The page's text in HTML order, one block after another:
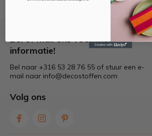
Bel of mail ons voor meer
informatie!
Bel naar +316 53 28 76 55 of stuur een e-
mail naar info@decostoffen.com
Volg ons